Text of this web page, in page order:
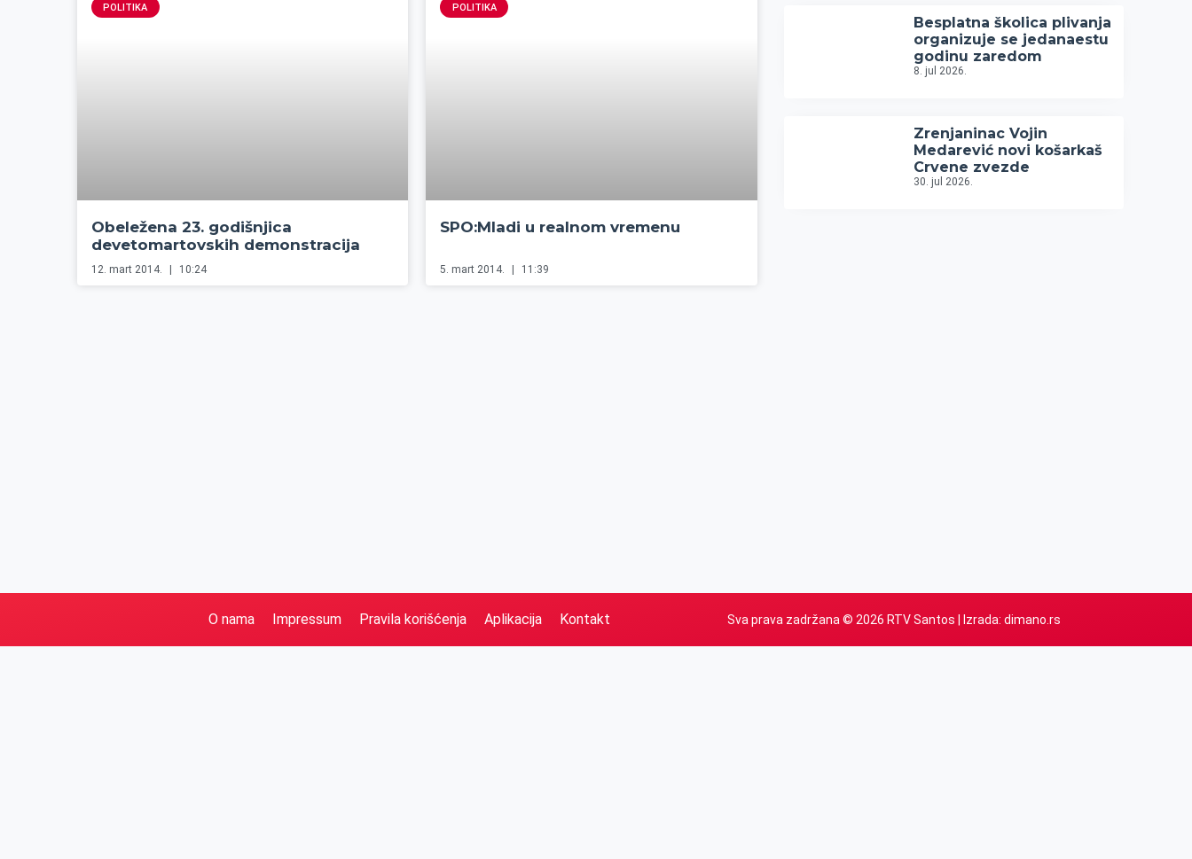
POLITIKA
Obeležena 23. godišnjica
devetomartovskih demonstracija
12. mart 2014. 10:24
POLITIKA
SPO:Mladi u realnom vremenu
5. mart 2014. 11:39
Besplatna školica plivanja
organizuje se jedanaestu
godinu zaredom
8. jul 2026.
Zrenjaninac Vojin
Medarević novi košarkaš
Crvene zvezde
30. jul 2026.
O nama Impressum Pravila korišćenja Aplikacija Kontakt Sva prava zadržana © 2026 RTV Santos | Izrada: dimano.rs